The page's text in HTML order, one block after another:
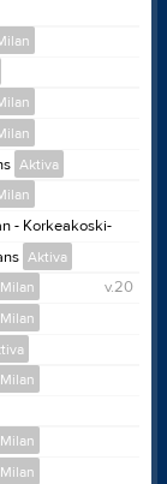
Aktiva
- Korkeakoski-
Aktiva
v.20